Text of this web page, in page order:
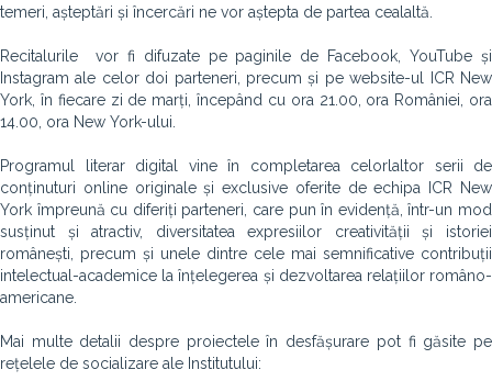
temeri, așteptări și încercări ne vor aștepta de partea cealaltă.
Recitalurile vor fi difuzate pe paginile de Facebook, YouTube și
Instagram ale celor doi parteneri, precum și pe website-ul ICR New
York, în fiecare zi de marți, începând cu ora 21.00, ora României, ora
14.00, ora New York-ului.
Programul literar digital vine în completarea celorlaltor serii de
conținuturi online originale și exclusive oferite de echipa ICR New
York împreună cu diferiți parteneri, care pun în evidență, într-un mod
susținut și atractiv, diversitatea expresiilor creativității și istoriei
românești, precum și unele dintre cele mai semnificative contribuții
intelectual-academice la înțelegerea și dezvoltarea relațiilor româno-
americane.
Mai multe detalii despre proiectele în desfășurare pot fi găsite pe
rețelele de socializare ale Institutului: